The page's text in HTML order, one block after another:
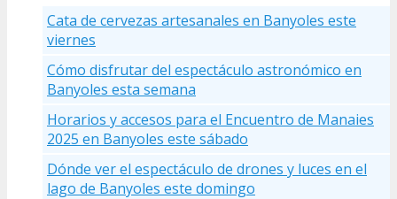
Cata de cervezas artesanales en Banyoles este
viernes
Cómo disfrutar del espectáculo astronómico en
Banyoles esta semana
Horarios y accesos para el Encuentro de Manaies
2025 en Banyoles este sábado
Dónde ver el espectáculo de drones y luces en el
lago de Banyoles este domingo